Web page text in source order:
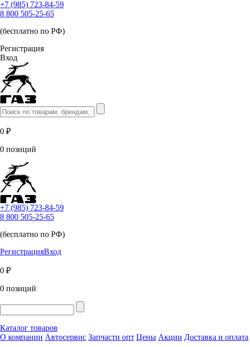
+7 (985) 723-84-59
8 800 505-25-65
(бесплатно по РФ)
Регистрация
Вход
0 ₽
0 позиций
+7 (985) 723-84-59
8 800 505-25-65
(бесплатно по РФ)
РегистрацияВход
0 ₽
0 позиций
Каталог товаров
О компании Автосервис Запчасти опт Цены Акции Доставка и оплата